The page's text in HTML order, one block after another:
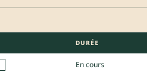
DURÉE
En cours